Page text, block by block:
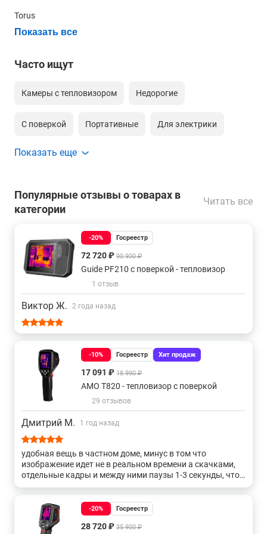
Тепловизор и диагностика ограждающих
конструкций
Поиск и обнаружение скрытых коммуникаций с
помощью тепловизора
Torus
Показать все
Часто ищут
Камеры с тепловизором Недорогие
С поверкой Портативные Для электрики
С записью видео
С матрицей 1280х1024
Приборы с матрицей 384х288
Китайские С высоким разрешением
С целеуказателем C фонариком
Показать еще
Популярные отзывы о товарах в
категории
Читать все
-20% Госреестр
72 720 ₽ 90 900 ₽
Guide PF210 с поверкой - тепловизор
1 отзыв
Виктор Ж. 2 года назад
-10% Госреестр Хит продаж
17 091 ₽ 18 990 ₽
AMO T820 - тепловизор с поверкой
29 отзывов
Дмитрий М. 1 год назад
удобная вещь в частном доме, минус в том что
изображение идет не в реальном времени а скачками,
отдельные кадры и между ними паузы 1-3 секунды, что
очень напрягает.
-20% Госреестр
28 720 ₽ 35 900 ₽